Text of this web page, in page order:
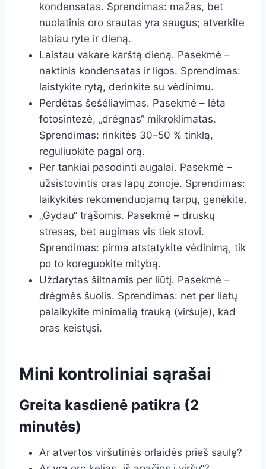
kondensatas. Sprendimas: mažas, bet
nuolatinis oro srautas yra saugus; atverkite
labiau ryte ir dieną.
Laistau vakare karštą dieną. Pasekmė –
naktinis kondensatas ir ligos. Sprendimas:
laistykite rytą, derinkite su vėdinimu.
Perdėtas šešėliavimas. Pasekmė – lėta
fotosintezė, „drėgnas“ mikroklimatas.
Sprendimas: rinkitės 30–50 % tinklą,
reguliuokite pagal orą.
Per tankiai pasodinti augalai. Pasekmė –
užsistovintis oras lapų zonoje. Sprendimas:
laikykitės rekomenduojamų tarpų, genėkite.
„Gydau“ trąšomis. Pasekmė – druskų
stresas, bet augimas vis tiek stovi.
Sprendimas: pirma atstatykite vėdinimą, tik
po to koreguokite mitybą.
Uždarytas šiltnamis per liūtį. Pasekmė –
drėgmės šuolis. Sprendimas: net per lietų
palaikykite minimalią trauką (viršuje), kad
oras keistųsi.
Mini kontroliniai sąrašai
Greita kasdienė patikra (2
minutės)
Ar atvertos viršutinės orlaidės prieš saulę?